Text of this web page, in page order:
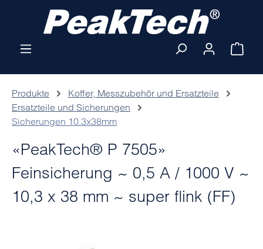
Zum Hauptinhalt springen
Produkte
Koffer, Messzubehör und Ersatzteile
Ersatzteile und Sicherungen
Sicherungen 10.3x38mm
«PeakTech® P 7505»
Feinsicherung ~ 0,5 A / 1000 V ~
10,3 x 38 mm ~ super flink (FF)